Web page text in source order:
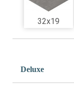
32x19
Deluxe